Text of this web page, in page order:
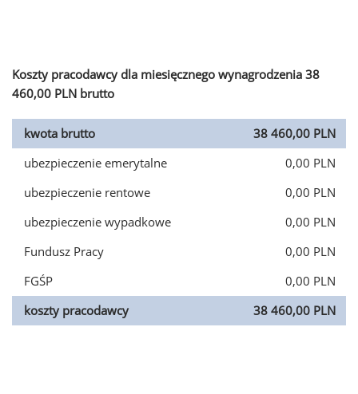
Koszty pracodawcy dla miesięcznego wynagrodzenia 38
460,00 PLN brutto
kwota brutto
38 460,00 PLN
ubezpieczenie emerytalne
0,00 PLN
ubezpieczenie rentowe
0,00 PLN
ubezpieczenie wypadkowe
0,00 PLN
Fundusz Pracy
0,00 PLN
FGŚP
0,00 PLN
koszty pracodawcy
38 460,00 PLN